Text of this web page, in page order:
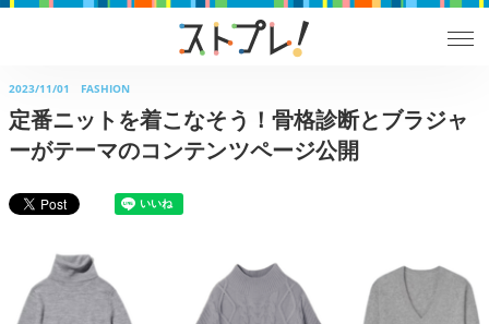
2023/11/01 FASHION
定番ニットを着こなそう！骨格診断とブラジャ
ーがテーマのコンテンツページ公開